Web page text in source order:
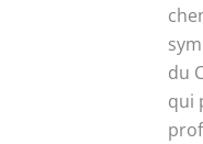
du
qui